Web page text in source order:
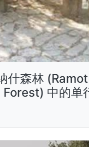
什森林 (Ramot
中的单